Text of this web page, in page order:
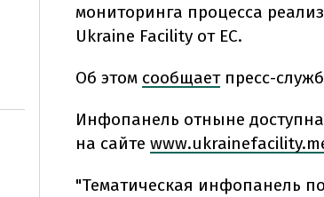
мониторинга процесса
Ukraine Facility от ЕС.
Об этом сообщаетпресс-
Инфопанель отныне
на сайте
"Тематическая инфопанель